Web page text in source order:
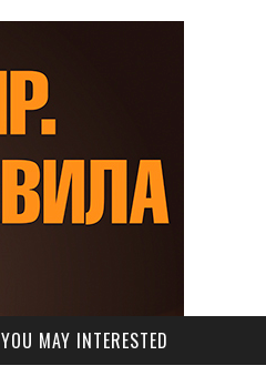
YOU MAY INTERESTED